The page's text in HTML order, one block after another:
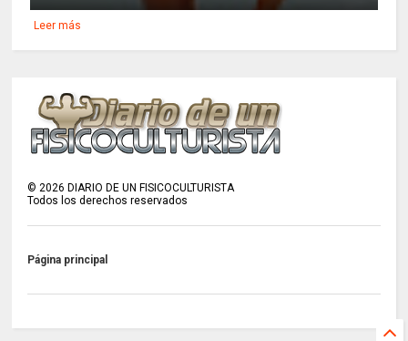
Leer más
©2026 DIARIO DE UN FISICOCULTURISTA
Todos los derechos reservados
Página principal